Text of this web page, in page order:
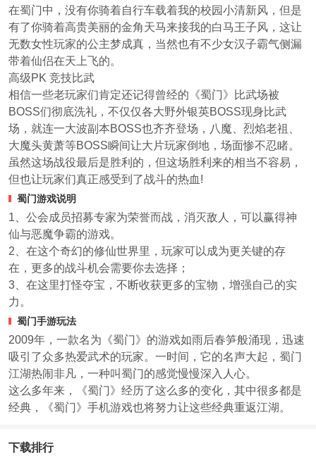
在蜀门中，没有你骑着自行车载着我的校园小清新风，但是
有了你骑着高贵美丽的金角天马来接我的白马王子风，这让
无数女性玩家的公主梦成真，当然也有不少女汉子霸气侧漏
带着仙侣在天上飞的。
高级PK 竞技比武
相信一些老玩家们肯定还记得曾经的《蜀门》比武场被
BOSS们彻底洗礼，不仅仅各大野外银英BOSS现身比武
场，就连一大波副本BOSS也齐齐登场，八魔、烈焰老祖、
大魔头黄萧等BOSS瞬间让大片玩家倒地，场面惨不忍睹。
虽然这场战役最后是胜利的，但这场胜利来的相当不容易，
但也让玩家们真正感受到了战斗的热血!
蜀门游戏说明
1、公会成员招募专家为荣誉而战，消灭敌人，可以赢得神
仙与恶魔争霸的游戏。
2、在这个奇幻的修仙世界里，玩家可以成为更关键的存
在，更多的战斗机会需要你去选择；
3、在这里打怪夺宝，不断收获更多的宝物，增强自己的实
力。
蜀门手游玩法
2009年，一款名为《蜀门》的游戏如雨后春笋般涌现，迅速
吸引了众多热爱武术的玩家。一时间，它的名声大起，蜀门
江湖热闹非凡，一种叫蜀门的感觉慢慢深入人心。
这么多年来，《蜀门》经历了这么多的变化，其中很多都是
经典，《蜀门》手机游戏也将努力让这些经典重返江湖。
下载排行